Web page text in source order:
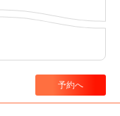
予約へ